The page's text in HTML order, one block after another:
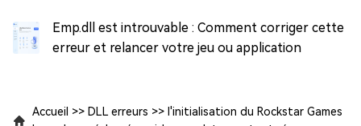
Emp.dll est introuvable : Comment corriger cette
erreur et relancer votre jeu ou application
Accueil >> DLL erreurs >> l'initialisation du Rockstar Games